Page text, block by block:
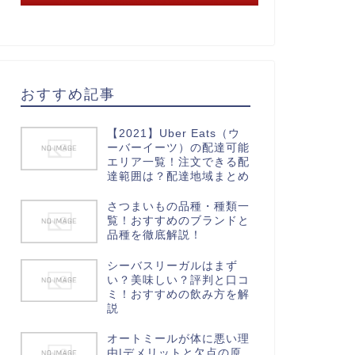
おすすめ記事
【2021】Uber Eats（ウ
ーバーイーツ）の配達可能
エリア一覧！注文できる配
達範囲は？配達地域まとめ
さつまいもの品種・種類一
覧！おすすめのブランドと
品種を徹底解説！
シーバスリーガルはまず
い？美味しい？評判と口コ
ミ！おすすめの飲み方を解
説
オートミールが体に悪い理